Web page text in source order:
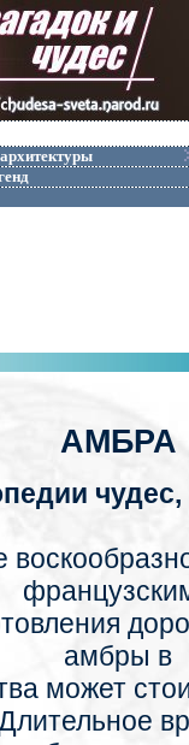
АМБРА
чудес,
амбры в
может